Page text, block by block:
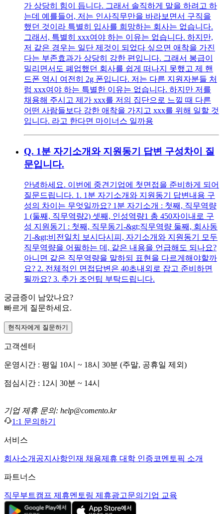
가 상당히 힘이 듭니다. 그래서 솔직하게 말을 하려고 하
는데 예를들어, 저는 인사직무만을 바라보면서 구직을
했던 것이라 특별히 입사를 희망하는 회사는 없습니다.
그래서, 특별히 xxx여야 하는 이유는 없습니다. 하지만,
저 같은 경우는 일단 제것이 되었다 싶으면 애착을 가진
다는 부존효과가 상당히 강한 편입니다. 그래서 봉급이
밀리면서도 폐업했던 회사를 쉽게 떠나지 못했고 제 핸
드폰 역시 여전히 2g 폰입니다. 저는 다른 지원자분들 처
럼 xxx여야 하는 특별한 이유는 없습니다. 하지만 저를
채용해 주시고 제가 xxx를 저의 집단으로 느낄 때 다른
어떤 사람들보다 강한 애착을 가지고 xxx를 위해 일할 것
입니다. 라고 한다면 마이너스 일까용
Q. 1분 자기소개와 지원동기 답변 구성차이 질
문입니다.
안녕하세요. 이번에 중견기업에 첫면접을 준비하게 되어
질문드립니다. 1. 1분 자기소개와 지원동기 답변내용 구
성의 차이는 무엇일까요? 1분 자기소개 : 첫째, 직무역량
1 (둘째, 직무역량2) 셋째, 인성역량1 총 450자이내로 구
성 지원동기 : 첫째, 직무동기-&gt;직무역량 둘째, 회사동
기-&gt;비전일치 보시다시피, 자기소개와 지원동기 모두
직무역량을 어필하는 데, 같은 내용을 언급해도 되나요?
아니면 같은 직무역량을 말하되 표현을 다르게해야할까
요? 2. 전체적인 면접답변은 40초내외로 잡고 준비하면
될까요? 3. 추가 조언팁 부탁드립니다.
궁금증이 남았나요?
빠르게 질문하세요.
현직자에게 질문하기
고객센터
운영시간 : 평일 10시 ~ 18시 30분 (주말, 공휴일 제외)
점심시간 : 12시 30분 ~ 14시
기업 제휴 문의: help@comento.kr
1:1 문의하기
서비스
회사소개 공지사항인재 채용제휴 대학 인증코멘토픽 소개
파트너스
직무부트캠프 제휴멘토링 제휴광고문의 기업 교육